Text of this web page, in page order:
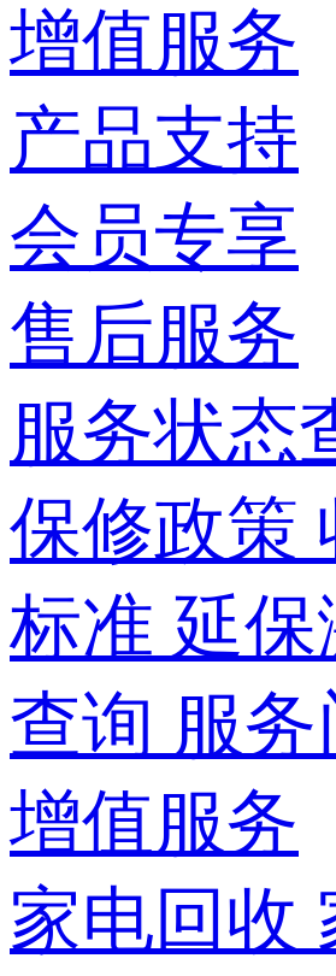
增值服务
产品支持
会员专享
售后服务
服务状态
保修政策
标准 延保
查询 服
增值服务
家电回收